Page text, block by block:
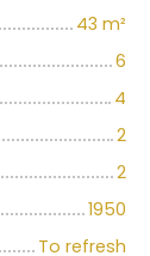
43 m²
6
4
2
2
1950
To refresh